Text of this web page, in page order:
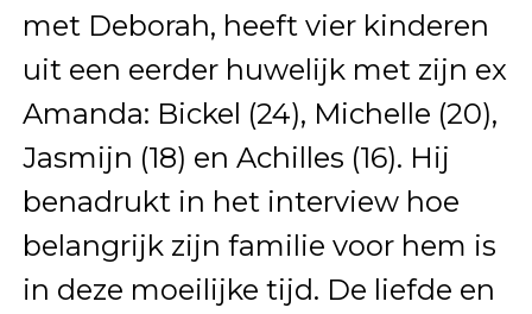
met Deborah, heeft vier kinderen
uit een eerder huwelijk met zijn ex
Amanda: Bickel (24), Michelle (20),
Jasmijn (18) en Achilles (16). Hij
benadrukt in het interview hoe
belangrijk zijn familie voor hem is
in deze moeilijke tijd. De liefde en